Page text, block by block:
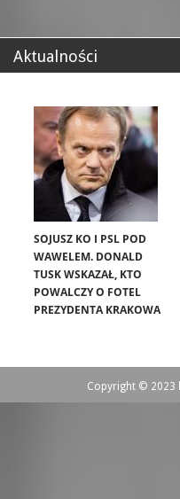
Aktualności
SOJUSZ KO I PSL POD
WAWELEM. DONALD
TUSK WSKAZAŁ, KTO
POWALCZY O FOTEL
PREZYDENTA KRAKOWA
Copyright © 2023